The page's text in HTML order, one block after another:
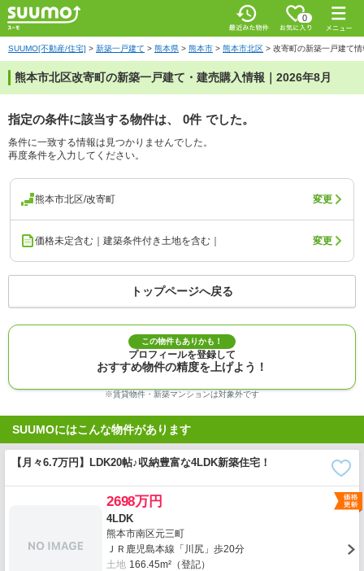
0
SUUMO[不動産/住宅] > 新築一戸建て > 熊本県 > 熊本市 > 熊本市北区 > 改寄町の新築一戸建て情
熊本市北区改寄町の新築一戸建て・建売購入情報｜2026年8月
指定の条件に該当する物件は、 0件 でした。
条件に一致する情報は見つかりませんでした。
再度条件を入力してください。
熊本市北区/改寄町 変更
価格未定含む｜建築条件付き土地を含む｜ 変更
トップページへ戻る
この物件もありかも！
プロフィールを登録して
おすすめ物件の精度を上げよう！
※賃貸物件・新築マンションは対象外です
SUUMOにはこんな物件があります
【月々6.7万円】LDK20帖♪収納豊富な4LDK新築住宅！
2698万円
4LDK
熊本市南区元三町
ＪＲ鹿児島本線「川尻」歩20分
土地 166.45m²（登記）